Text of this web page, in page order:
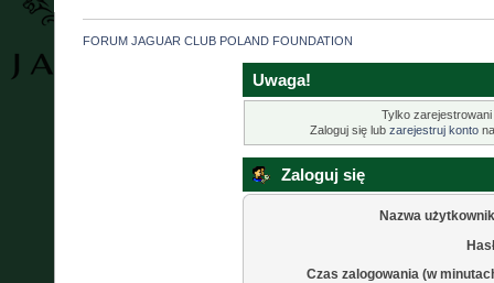
FORUM JAGUAR CLUB POLAND FOUNDATION
Uwaga!
Tylko
Zaloguj się lub zarejestruj kontona
Zaloguj się
Nazwa
Czas zalogowania (w